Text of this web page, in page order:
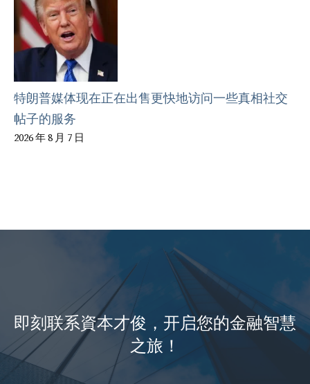
特朗普媒体现在正在出售更快地访问一些真相社交
帖子的服务
2026 年 8 月 7 日
即刻联系資本才俊，开启您的金融智慧
之旅！